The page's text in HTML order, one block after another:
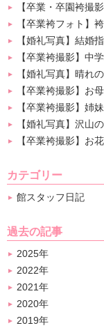
【卒業・卒園袴撮
【卒業袴フォト】
【婚礼写真】結婚
【卒業袴撮影】中
【婚礼写真】晴れ
【卒業袴撮影】お
【卒業袴撮影】姉
【婚礼写真】沢
【卒業袴撮影】お
カテゴリー
館スタッフ日記
過去の記事
2025年
2022年
2021年
2020年
2019年